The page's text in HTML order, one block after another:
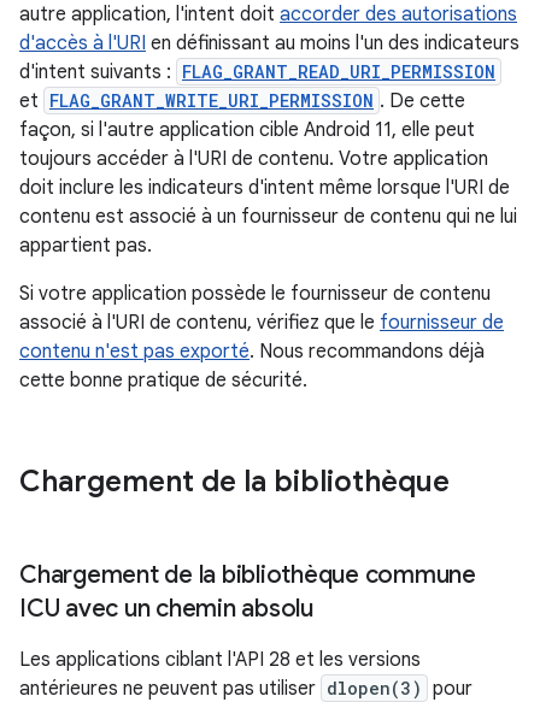
autre application, l'intent doit accorder des autorisations
d'accès à l'URI en définissant au moins l'un des indicateurs
d'intent suivants : FLAG_GRANT_READ_URI_PERMISSION
et FLAG_GRANT_WRITE_URI_PERMISSION . De cette
façon, si l'autre application cible Android 11, elle peut
toujours accéder à l'URI de contenu. Votre application
doit inclure les indicateurs d'intent même lorsque l'URI de
contenu est associé à un fournisseur de contenu qui ne lui
appartient pas.
Si votre application possède le fournisseur de contenu
associé à l'URI de contenu, vérifiez que le fournisseur de
contenu n'est pas exporté. Nous recommandons déjà
cette bonne pratique de sécurité.
Chargement de la bibliothèque
Chargement de la bibliothèque commune
ICU avec un chemin absolu
Les applications ciblant l'API 28 et les versions
antérieures ne peuvent pas utiliser dlopen(3) pour